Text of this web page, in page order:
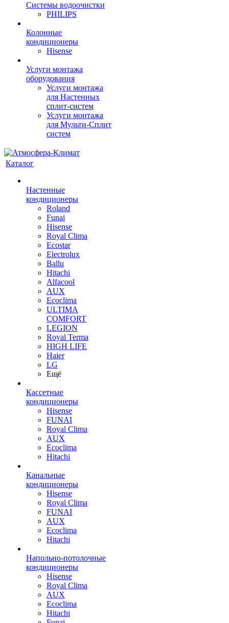
Системы водоочистки
PHILIPS
Колонные
кондиционеры
Hisense
Услуги монтажа
оборудования
Услуги монтажа
для Настенных
сплит-систем
Услуги монтажа
для Мульти-Сплит
систем
Каталог
Настенные
кондиционеры
Roland
Funai
Hisense
Royal Clima
Ecostar
Electrolux
Ballu
Hitachi
Alfacool
AUX
Ecoclima
ULTIMA
COMFORT
LEGION
Royal Terma
HIGH LIFE
Haier
LG
Ещё
Кассетные
кондиционеры
Hisense
FUNAI
Royal Clima
AUX
Ecoclima
Hitachi
Канальные
кондиционеры
Hisense
Royal Clima
FUNAI
AUX
Ecoclima
Hitachi
Напольно-потолочные
кондиционеры
Hisense
Royal Clima
AUX
Ecoclima
Hitachi